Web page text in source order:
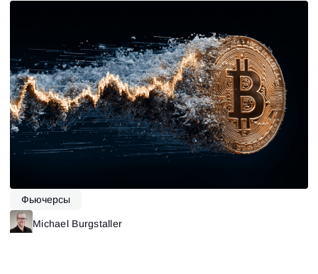
Фьючерсы
Michael Burgstaller